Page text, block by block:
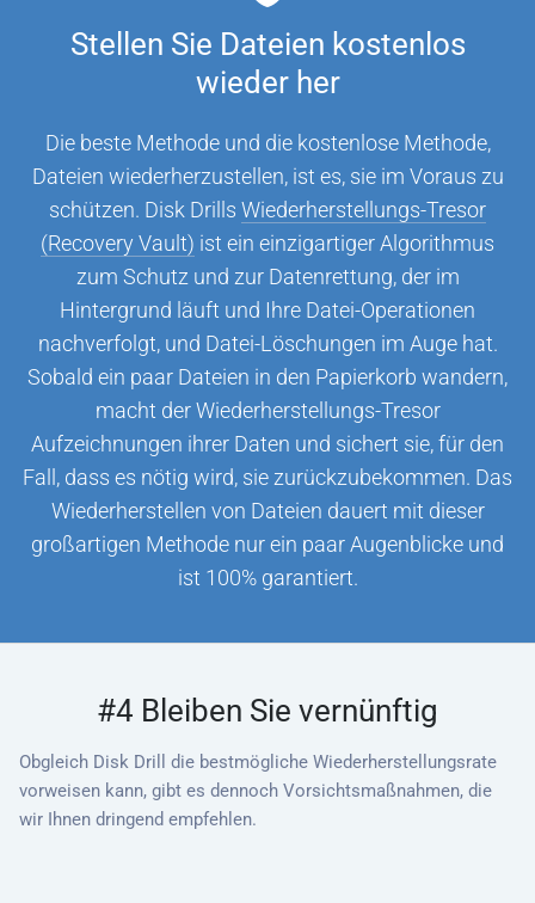
Stellen Sie Dateien kostenlos
wieder her
Die beste Methode und die kostenlose Methode,
Dateien wiederherzustellen, ist es, sie im Voraus zu
schützen. Disk Drills Wiederherstellungs-Tresor
(Recovery Vault) ist ein einzigartiger Algorithmus
zum Schutz und zur Datenrettung, der im
Hintergrund läuft und Ihre Datei-Operationen
nachverfolgt, und Datei-Löschungen im Auge hat.
Sobald ein paar Dateien in den Papierkorb wandern,
macht der Wiederherstellungs-Tresor
Aufzeichnungen ihrer Daten und sichert sie, für den
Fall, dass es nötig wird, sie zurückzubekommen. Das
Wiederherstellen von Dateien dauert mit dieser
großartigen Methode nur ein paar Augenblicke und
ist 100% garantiert.
#4 Bleiben Sie vernünftig
Obgleich Disk Drill die bestmögliche Wiederherstellungsrate
vorweisen kann, gibt es dennoch Vorsichtsmaßnahmen, die
wir Ihnen dringend empfehlen.